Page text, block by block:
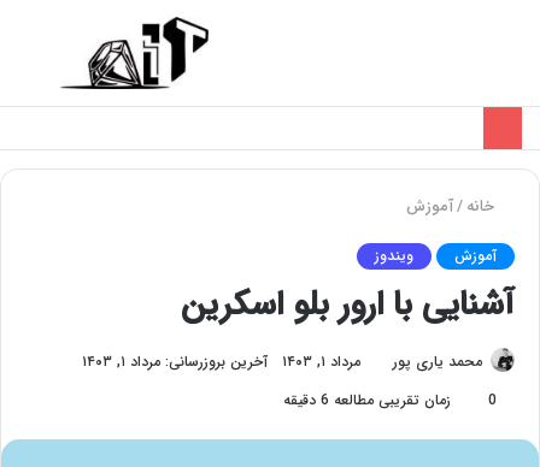
خانه/آموزش
آموزش ویندوز
آشنایی با ارور بلو اسکرین
محمد یاری پور مرداد ۱, ۱۴۰۳
آخرین بروزرسانی: مرداد ۱, ۱۴۰۳
0
زمان تقریبی مطالعه 6 دقیقه